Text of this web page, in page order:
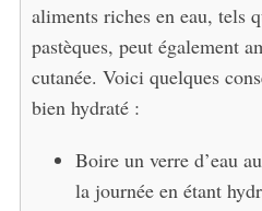
aliments riches en eau, tels
pastèques, peut également
cutanée. Voici quelques
bien hydraté :
Boire un verre d’eau
la journée en étant